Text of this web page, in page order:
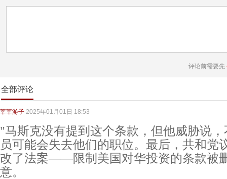
评论前需要先
全部评论
莘莘游子 2025年01月01日 18:53
"马斯克没有提到这个条款，但他威胁说
员可能会失去他们的职位。最后，共和党
改了法案——限制美国对华投资的条款被
意。